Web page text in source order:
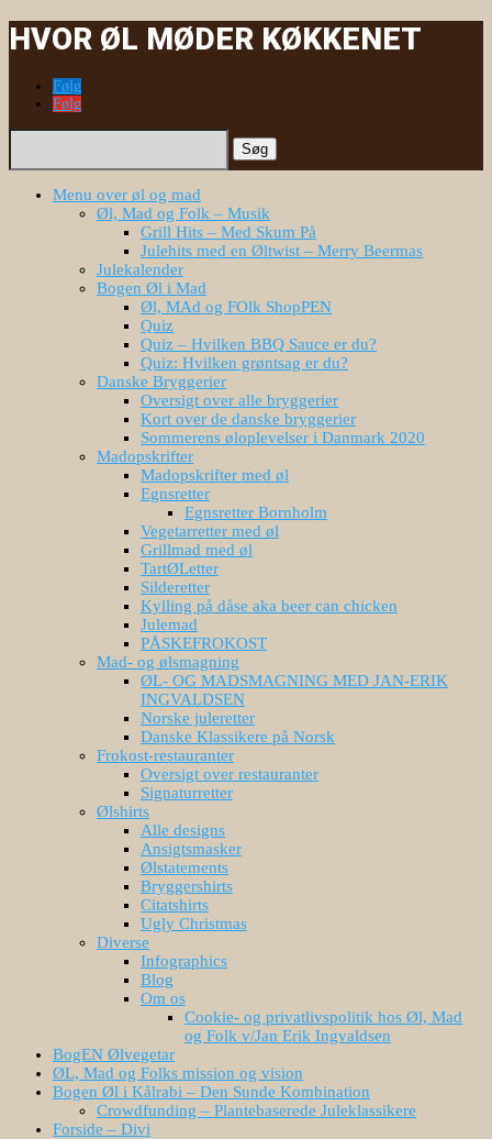
HVOR ØL MØDER KØKKENET
Følg
Følg
Søg
Menu over øl og mad
Øl, Mad og Folk – Musik
Grill Hits – Med Skum På
Julehits med en Øltwist – Merry Beermas
Julekalender
Bogen Øl i Mad
Øl, MAd og FOlk ShopPEN
Quiz
Quiz – Hvilken BBQ Sauce er du?
Quiz: Hvilken grøntsag er du?
Danske Bryggerier
Oversigt over alle bryggerier
Kort over de danske bryggerier
Sommerens øloplevelser i Danmark 2020
Madopskrifter
Madopskrifter med øl
Egnsretter
Egnsretter Bornholm
Vegetarretter med øl
Grillmad med øl
TartØLetter
Silderetter
Kylling på dåse aka beer can chicken
Julemad
PÅSKEFROKOST
Mad- og ølsmagning
ØL- OG MADSMAGNING MED JAN-ERIK
INGVALDSEN
Norske juleretter
Danske Klassikere på Norsk
Frokost-restauranter
Oversigt over restauranter
Signaturretter
Ølshirts
Alle designs
Ansigtsmasker
Ølstatements
Bryggershirts
Citatshirts
Ugly Christmas
Diverse
Infographics
Blog
Om os
Cookie- og privatlivspolitik hos Øl, Mad
og Folk v/Jan Erik Ingvaldsen
BogEN Ølvegetar
ØL, Mad og Folks mission og vision
Bogen Øl i Kålrabi – Den Sunde Kombination
Crowdfunding – Plantebaserede Juleklassikere
Forside – Divi